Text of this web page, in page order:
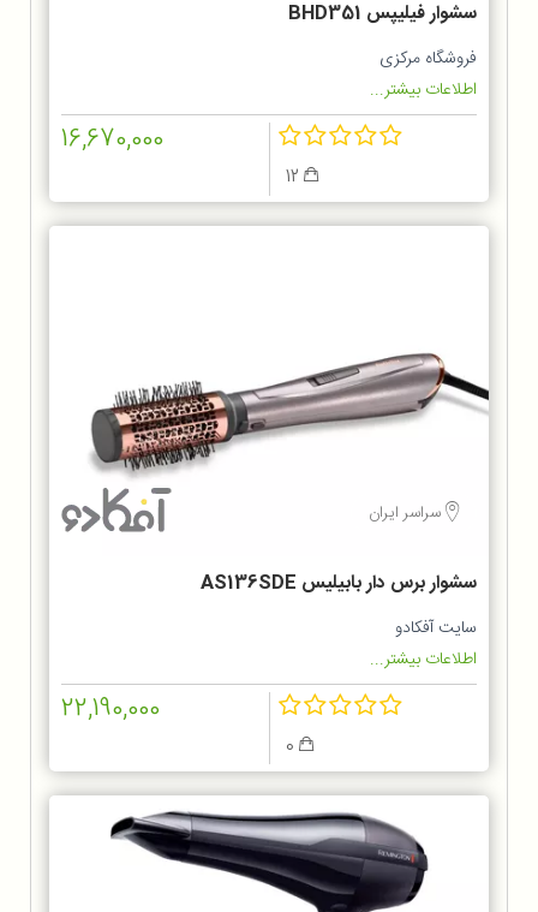
سشوار فیلیپس BHD351
فروشگاه مرکزی
اطلاعات بیشتر...
16,670,000
سراسر ایران
سشوار برس دار بابیلیس AS136SDE
سایت آفکادو
اطلاعات بیشتر...
22,190,000